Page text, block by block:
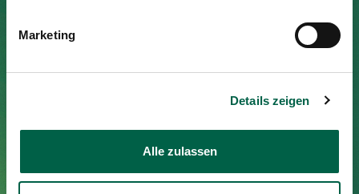
Marketing
Details zeigen
Alle zulassen
8125 Zollikerberg